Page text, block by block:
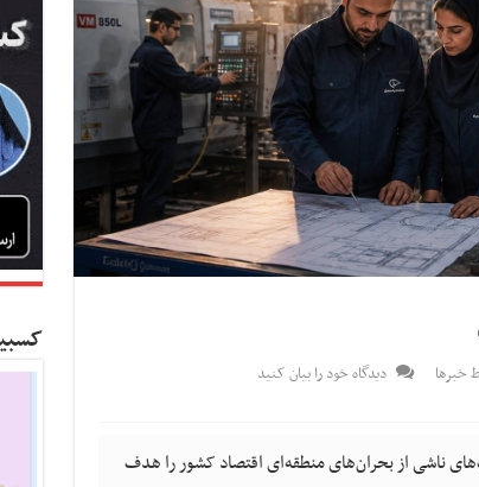
خبرها
دیدگاه خود را بیان کنید
ناشی از بحران‌های منطقه‌ای اقتصاد کشور را هدف